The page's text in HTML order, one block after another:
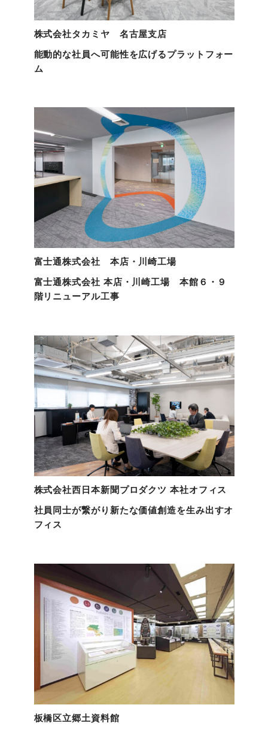
株式会社タカミヤ 名古屋支店
能動的な社員へ可能性を広げるプラットフォー
ム
富士通株式会社 本店・川崎工場
富士通株式会社 本店・川崎工場 本館６・９
階リニューアル工事
株式会社西日本新聞プロダクツ 本社オフィス
社員同士が繋がり新たな価値創造を生み出すオ
フィス
板橋区立郷土資料館